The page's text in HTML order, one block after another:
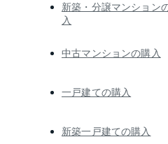
新築・分譲マンション
入
中古マンションの購入
一戸建ての購入
新築一戸建ての購入